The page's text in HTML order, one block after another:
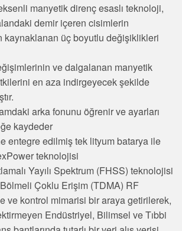
Sensörleri
Sensors
Monitoring Sensors
manyetik direnç esaslı teknoloji,
demir içeren cisimlerin
kaynaklanan üç boyutlu değişiklikleri
ve dalgalanan manyetik
en aza indirgeyecek şekilde
arka fonunu öğrenir ve ayarları
kaydeder
entegre edilmiş tek lityum batarya ile
teknolojisi
Yayılı Spektrum (FHSS) teknolojisi
Çoklu Erişim (TDMA) RF
ve kontrol mimarisi bir araya getirilerek,
Endüstriyel, Bilimsel ve Tıbbi